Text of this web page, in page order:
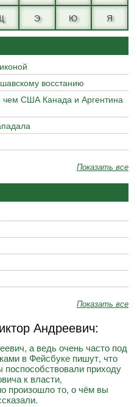
Э Ю Я
восстанию
чем США Канада и Аргентина
Показать все
Показать все
Андреевич:
а ведь очень часто под
в Фейсбуке пишут, что
поспособствовали приходу
к власти,
произошло то, о чём вы